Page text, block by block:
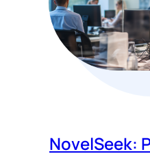
NovelSeek: